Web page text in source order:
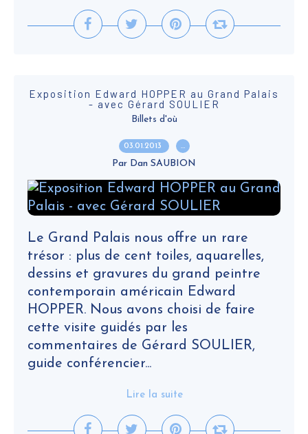
Exposition Edward HOPPER au Grand Palais
- avec Gérard SOULIER
Billets d'où
03.01.2013 …
Par Dan SAUBION
Le Grand Palais nous offre un rare
trésor : plus de cent toiles, aquarelles,
dessins et gravures du grand peintre
contemporain américain Edward
HOPPER. Nous avons choisi de faire
cette visite guidés par les
commentaires de Gérard SOULIER,
guide conférencier...
Lire la suite